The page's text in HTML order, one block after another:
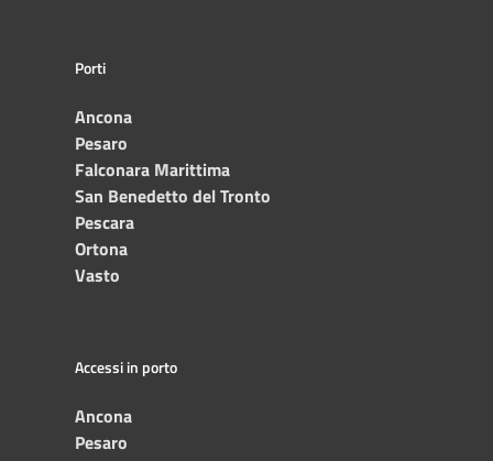
Porti
Ancona
Pesaro
Falconara Marittima
San Benedetto del Tronto
Pescara
Ortona
Vasto
Accessi in porto
Ancona
Pesaro